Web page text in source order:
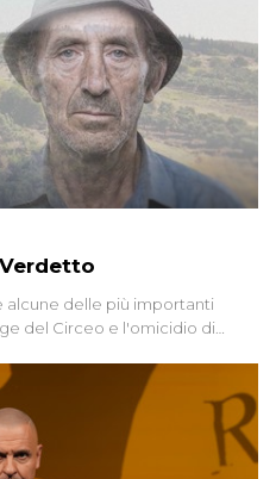
alcune delle più importanti
del Circeo e l'omicidio di